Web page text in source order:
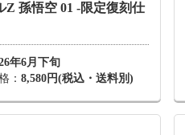
Z 孫悟空 01 -限定復刻仕
年6月下旬
： 8,580円(税込・送料別)